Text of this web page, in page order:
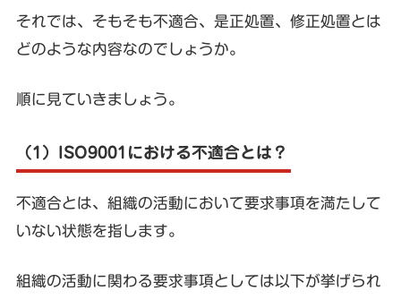
それでは、そもそも不適合、是正処置、修正処置とは
どのような内容なのでしょうか。
順に見ていきましょう。
（1）ISO9001における不適合とは？
不適合とは、組織の活動において要求事項を満たして
いない状態を指します。
組織の活動に関わる要求事項としては以下が挙げられ